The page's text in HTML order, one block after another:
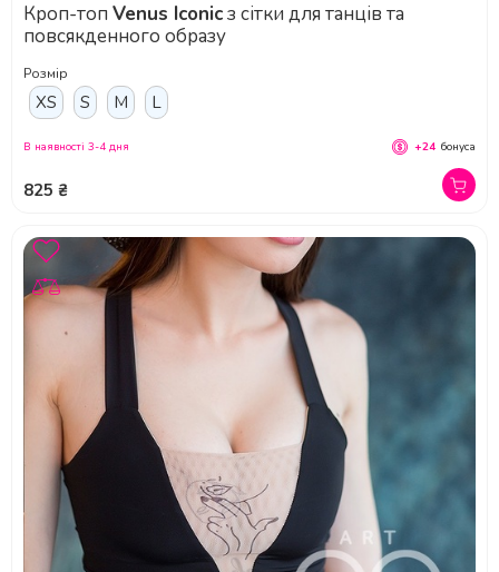
Кроп-топ Venus Iconicз сітки для танців та
повсякденного образу
Розмір
XS S M L
825 ₴
В наявності 3-4 дня +24 бонуса